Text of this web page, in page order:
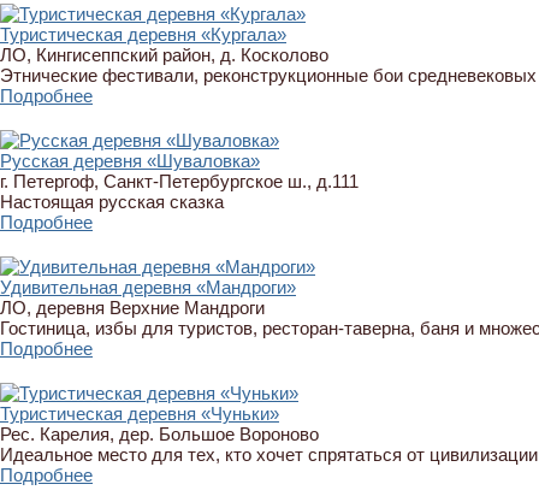
Туристическая деревня «Кургала»
ЛО, Кингисеппский район, д. Косколово
Этнические фестивали, реконструкционные бои
Подробнее
Русская деревня «Шуваловка»
г. Петергоф, Санкт-Петербургское ш., д.111
Настоящая русская сказка
Подробнее
Удивительная деревня «Мандроги»
ЛО, деревня Верхние Мандроги
Гостиница, избы для туристов, ресторан-таверна, баня и
Подробнее
Туристическая деревня «Чуньки»
Рес. Карелия, дер. Большое Вороново
Идеальное место для тех, кто хочет спрятаться от
Подробнее